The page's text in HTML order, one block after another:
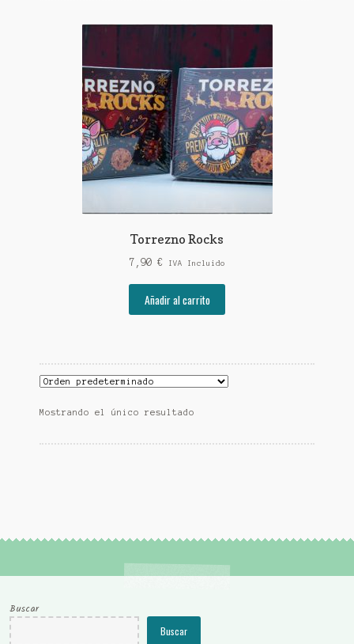
Torrezno Rocks
7,90 € IVA Incluido
Añadir al carrito
Mostrando el único resultado
Buscar
Buscar